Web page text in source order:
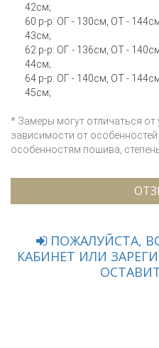
42см;
60 р-р: ОГ - 130см, ОТ -
43см;
62 р-р: ОГ - 136см, ОТ -
44см;
64 р-р: ОГ - 140см, ОТ -
45см;
* Замеры могут отличаться от
зависимости от особенностей
особенностям пошива,
ПОЖАЛУЙСТА,
КАБИНЕТ ИЛИ